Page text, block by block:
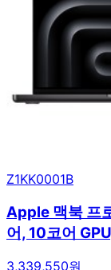
Z1KK0001B
Apple 맥북 프
어, 10코어
3,339,550원